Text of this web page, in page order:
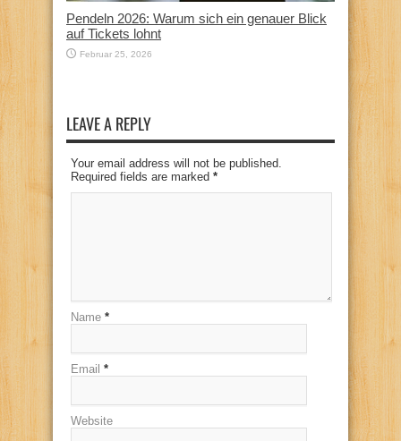
Pendeln 2026: Warum sich ein genauer Blick
auf Tickets lohnt
Februar 25, 2026
LEAVE A REPLY
Your email address will not be published.
Required fields are marked *
Name *
Email *
Website